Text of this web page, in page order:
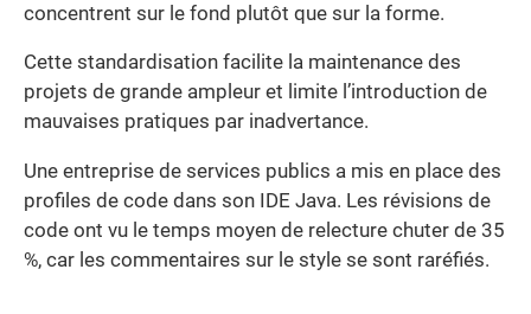
concentrent sur le fond plutôt que sur la forme.
Cette standardisation facilite la maintenance des
projets de grande ampleur et limite l’introduction de
mauvaises pratiques par inadvertance.
Une entreprise de services publics a mis en place des
profiles de code dans son IDE Java. Les révisions de
code ont vu le temps moyen de relecture chuter de 35
%, car les commentaires sur le style se sont raréfiés.